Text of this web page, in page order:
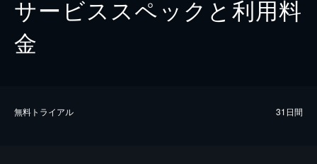
サービススペックと利用料
金
無料トライアル 31日間